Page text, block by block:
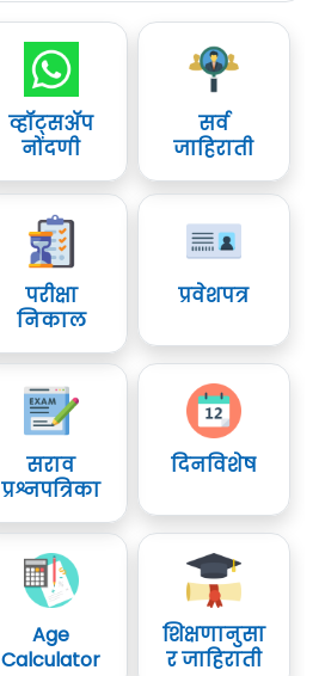
व्हॉट्सॲप
नोंदणी
सर्व
जाहिराती
परीक्षा
निकाल
प्रवेशपत्र
सराव
प्रश्नपत्रिका
दिनविशेष
Age
Calculator
शिक्षणानुसा
र जाहिराती